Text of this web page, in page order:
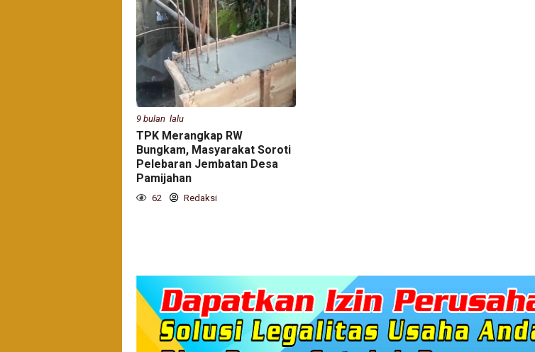
9 bulan lalu
TPK Merangkap RW
Bungkam, Masyarakat Soroti
Pelebaran Jembatan Desa
Pamijahan
62 Redaksi